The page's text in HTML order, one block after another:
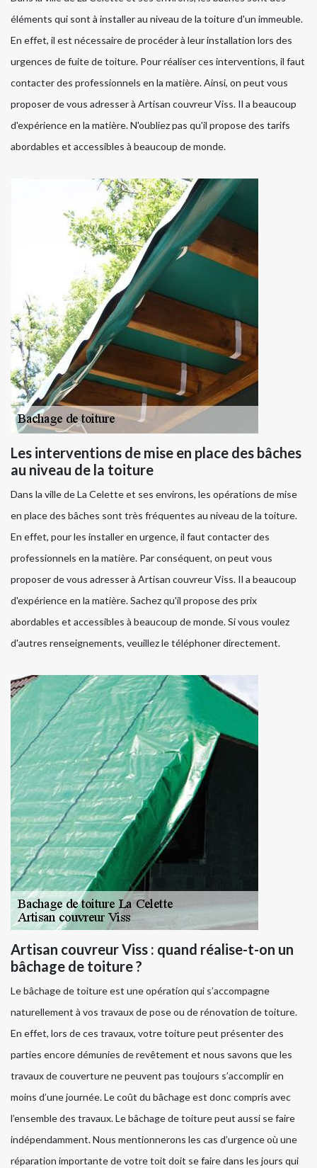
éléments qui sont à installer au niveau de la toiture d'un immeuble.
En effet, il est nécessaire de procéder à leur installation lors des
urgences de fuite de toiture. Pour réaliser ces interventions, il faut
contacter des professionnels en la matière. Ainsi, on peut vous
proposer de vous adresser à Artisan couvreur Viss. Il a beaucoup
d'expérience en la matière. N'oubliez pas qu'il propose des tarifs
abordables et accessibles à beaucoup de monde.
Les interventions de mise en place des bâches
au niveau de la toiture
Dans la ville de La Celette et ses environs, les opérations de mise
en place des bâches sont très fréquentes au niveau de la toiture.
En effet, pour les installer en urgence, il faut contacter des
professionnels en la matière. Par conséquent, on peut vous
proposer de vous adresser à Artisan couvreur Viss. Il a beaucoup
d'expérience en la matière. Sachez qu'il propose des prix
abordables et accessibles à beaucoup de monde. Si vous voulez
d'autres renseignements, veuillez le téléphoner directement.
Artisan couvreur Viss : quand réalise-t-on un
bâchage de toiture ?
Le bâchage de toiture est une opération qui s’accompagne
naturellement à vos travaux de pose ou de rénovation de toiture.
En effet, lors de ces travaux, votre toiture peut présenter des
parties encore démunies de revêtement et nous savons que les
travaux de couverture ne peuvent pas toujours s’accomplir en
moins d’une journée. Le coût du bâchage est donc compris avec
l’ensemble des travaux. Le bâchage de toiture peut aussi se faire
indépendamment. Nous mentionnerons les cas d’urgence où une
réparation importante de votre toit doit se faire dans les jours qui